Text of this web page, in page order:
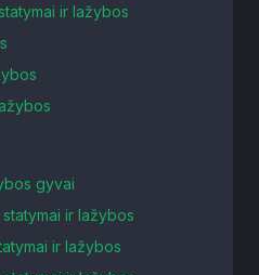
ir lažybos
gyvai
ir lažybos
ir lažybos